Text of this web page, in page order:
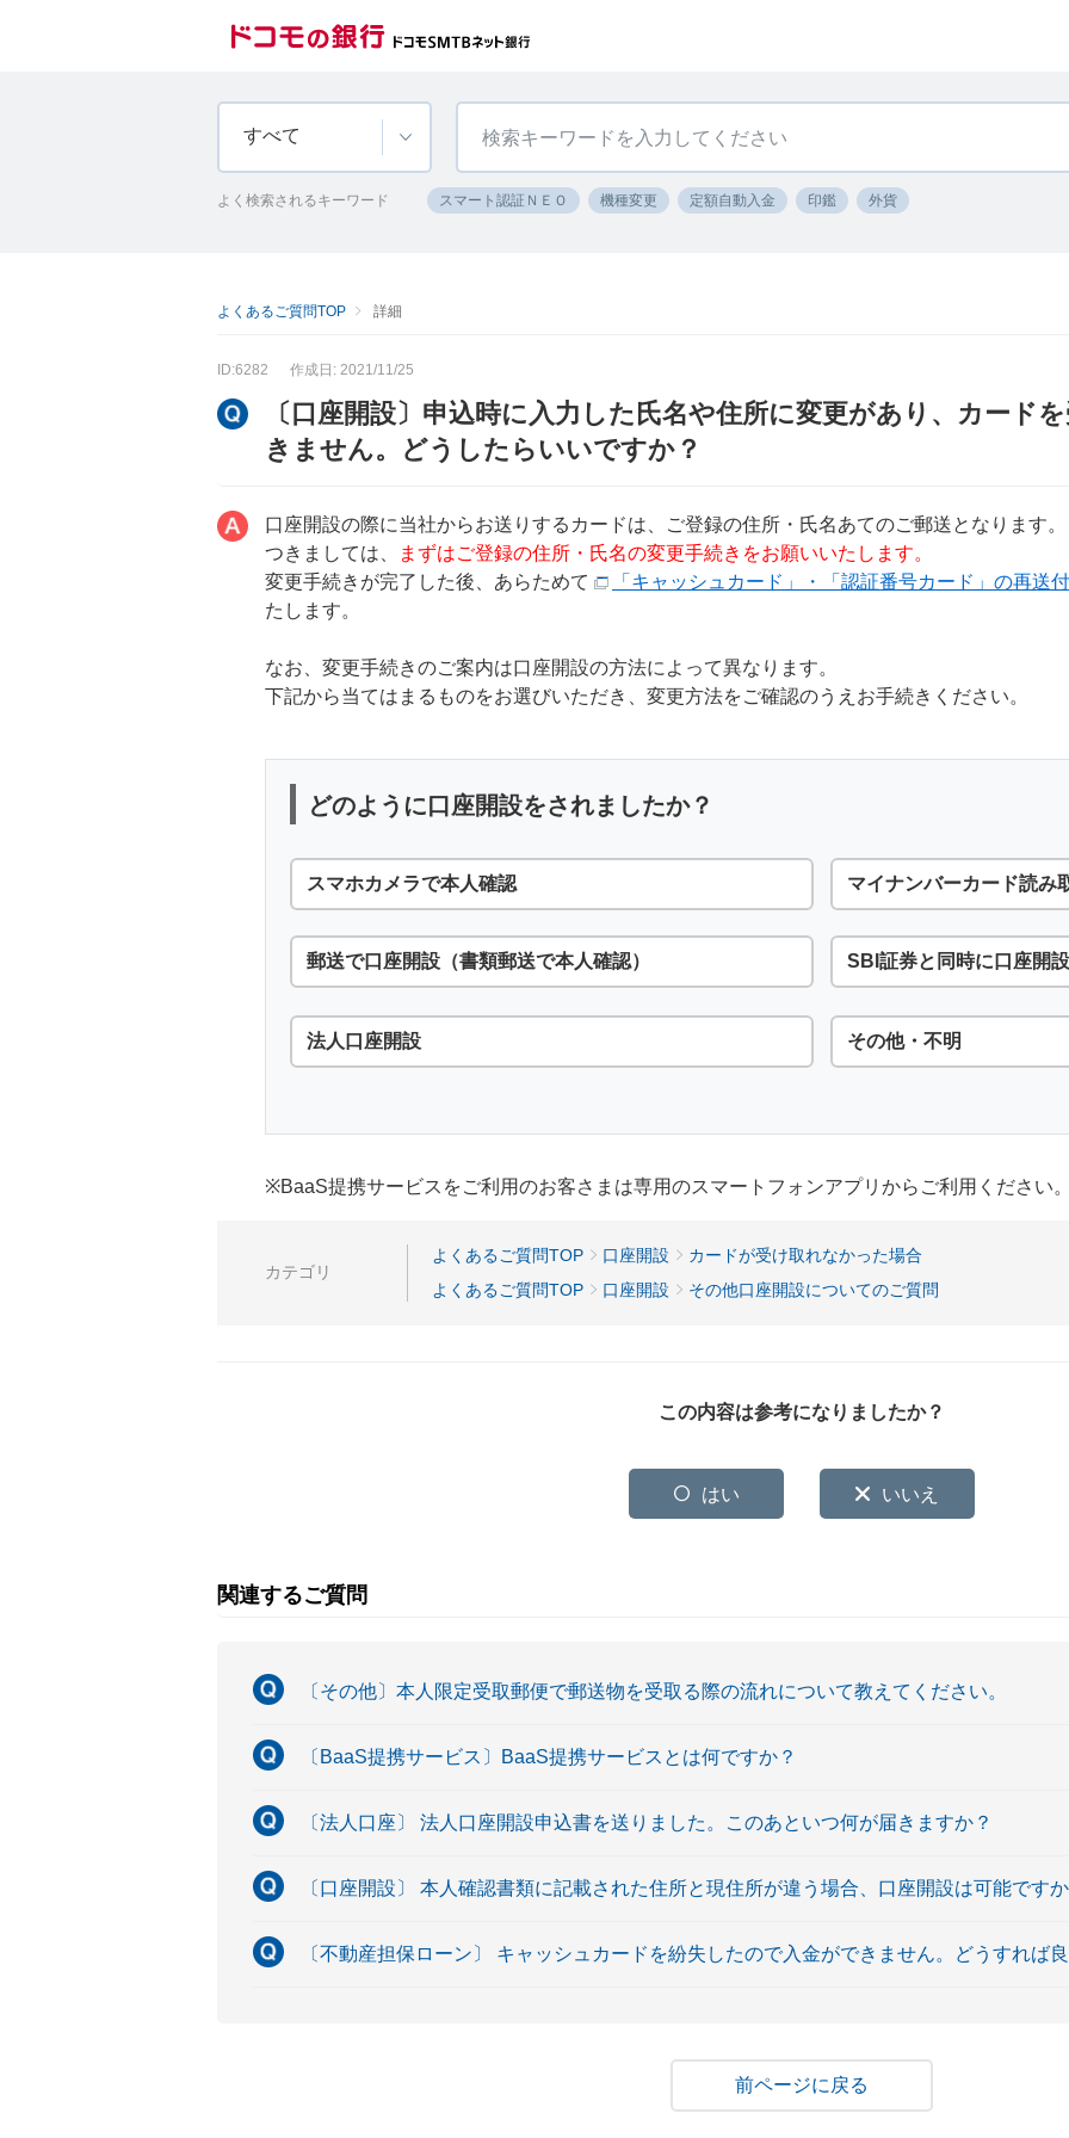
すべて
よく検索されるキーワード スマート認証ＮＥＯ 機種変更 定額自動入金 印鑑 外貨
よくあるご質問TOP 詳細
ID:6282 作成日: 2021/11/25
〔口座開設〕申込時に入力した氏名や住所に変更があり、カード
きません。どうしたらいいですか？
口座開設の際に当社からお送りするカードは、ご登録の住所・氏名あてのご郵送となります。
つきましては、
まずはご登録の住所・氏名の変更手続きをお願いいたします。
変更手続きが完了した後、あらためて
「キャッシュカード」・「認証番号カード」の再送
たします。
なお、変更手続きのご案内は口座開設の方法によって異なります。
下記から当てはまるものをお選びいただき、変更方法をご確認のうえお手続きください。
どのように口座開設をされましたか？
スマホカメラで本人確認 マイナンバーカード読み
郵送で口座開設（書類郵送で本人確認） SBI証券と同時に口座開設
法人口座開設 その他・不明
※BaaS提携サービスをご利用のお客さまは専用のスマートフォンアプリからご利用ください
カテゴリ
よくあるご質問TOP 口座開設
カードが受け取れなかった場合
よくあるご質問TOP
口座開設 その他口座開設についてのご質問
この内容は参考になりましたか？
はい いいえ
関連するご質問
〔その他〕本人限定受取郵便で郵送物を受取る際の流れについて教えてください。
〔BaaS提携サービス〕BaaS提携サービスとは何ですか？
〔法人口座〕 法人口座開設申込書を送りました。このあといつ何が届きますか？
〔口座開設〕 本人確認書類に記載された住所と現住所が違う場合、口座開設は可能です
〔不動産担保ローン〕 キャッシュカードを紛失したので入金ができません。どうすれば
戻る